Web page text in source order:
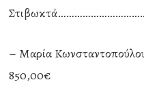
– Μαρία
850,00€